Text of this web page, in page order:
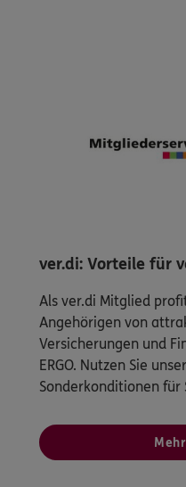
ver.di: Vorteile für
Als ver.di Mitglied
Angehörigen von
Versicherungen und
ERGO. Nutzen Sie
Sonderkonditionen für